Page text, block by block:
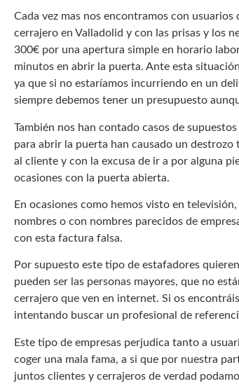
Cada vez mas nos encontramos con
cerrajero en Valladolid y con las prisas y los
300€ por una apertura simple en horario
minutos en abrir la puerta. Ante esta
ya que si no estaríamos incurriendo en un
siempre debemos tener un presupuesto
También nos han contado casos de
para abrir la puerta han causado un
al cliente y con la excusa de ir a por alguna
ocasiones con la puerta abierta.
En ocasiones como hemos visto en
nombres o con nombres parecidos de
con esta factura falsa.
Por supuesto este tipo de estafadores
pueden ser las personas mayores, que no
cerrajero que ven en internet. Si os
intentando buscar un profesional de
Este tipo de empresas perjudica tanto a
coger una mala fama, a si que por nuestra
juntos clientes y cerrajeros de verdad